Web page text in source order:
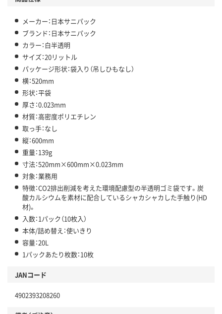
メーカー：日本サニパック
ブランド：日本サニパック
カラー：白半透明
サイズ：20リットル
パッケージ形状：袋入り（吊しひもなし）
横：520mm
形状：平袋
厚さ：0.023mm
材質：高密度ポリエチレン
取っ手：なし
縦：600mm
重量：139g
寸法：520mm×600mm×0.023mm
対象：業務用
特徴：CO2排出削減を考えた環境配慮型の半透明ゴミ袋です。炭
酸カルシウムを素材に配合しているシャカシャカした手触り(HD
材)。
入数：1パック（10枚入）
本体/詰め替え：使いきり
容量：20L
1パックあたり枚数：10枚
JANコード
4902393208260